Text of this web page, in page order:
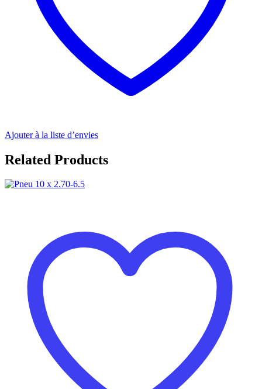
Ajouter à la liste d’envies
Related Products